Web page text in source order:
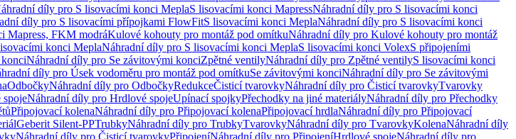
díly pro S lisovacími konci MeplaS lisovacími konci MapressNáhradní díly pro S lisovacími konci
díly pro S lisovacími přípojkami FlowFitS lisovacími konci MeplaNáhradní díly pro S lisovacími konci
Mapress, FKM modráKulové kohouty pro montáž pod omítkuNáhradní díly pro Kulové kohouty pro montáž
konci MeplaNáhradní díly pro S lisovacími konci MeplaS lisovacími konci VolexS připojeními
Náhradní díly pro Se závitovými konciZpětné ventilyNáhradní díly pro Zpětné ventilyS lisovacími konci
díly pro Úsek vodoměru pro montáž pod omítkuSe závitovými konciNáhradní díly pro Se závitovými
OdbočkyNáhradní díly pro OdbočkyRedukceČisticí tvarovkyNáhradní díly pro Čisticí tvarovkyTvarovky
Náhradní díly pro Hrdlové spojeUpínací spojkyPřechodky na jiné materiályNáhradní díly pro Přechodky
Připojovací kolenaNáhradní díly pro Připojovací kolenaPřipojovací hrdlaNáhradní díly pro Připojovací
Geberit Silent-PPTrubkyNáhradní díly pro TrubkyTvarovkyNáhradní díly pro TvarovkyKolenaNáhradní díly
Náhradní díly pro Čisticí tvarovkyPřipojeníNáhradní díly pro PřipojeníHrdlové spojeNáhradní díly pro